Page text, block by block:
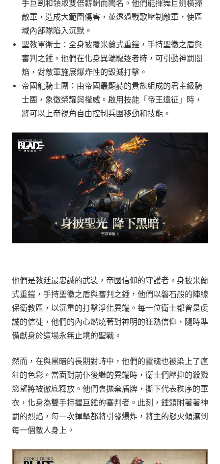
手巨劍和領取雙倍薪酬而聞名。他們能揮舞巨劍橫掃
敵軍，造成大範圍傷害，並透過戰歌壓制敵軍，使區
域內部隊陷入沉默。
聖教軍衛士：全身披覆米蘭式重鎧，手持聖徽之盾與
審判之錘。他們在化身異端驅逐者時，可引動神罰闇
焰，對敵軍施展爆炸性的毀滅打擊。
帝國龍騎士團：由帝國最顯赫的貴族組成的君主級騎
士團，象徵榮耀與權威。啟用技能「帝王遠征」時，
將可以上帝視角自由控制兵團移動和技能。
他們是教廷最忠誠的武裝，帝國信仰的守護者。身披米蘭
式重鎧，手持聖徽之盾與審判之錘，他們以磐石般的陣線
保衛教區，以沉重的打擊淨化異端。每一位衛士都曾是虔
誠的信徒，他們的內心燃燒著對神明的狂熱信仰，隨時準
備獻身於這場永無止境的聖戰。
然而，在與黑暗的長期對峙中，他們的靈魂也被染上了瘋
狂的色彩。當面對前仆後繼的異端時，衛士們壓抑的殺戮
慾望將被徹底釋放。他們會拋棄盾牌，撕下代表秩序的軍
衣，化身為雙手持握巨錘的審判者。此刻，錘頭附著著神
罰的烈焰，每一次揮擊都將引發爆炸，將主的怒火傾瀉到
每一個敵人身上。